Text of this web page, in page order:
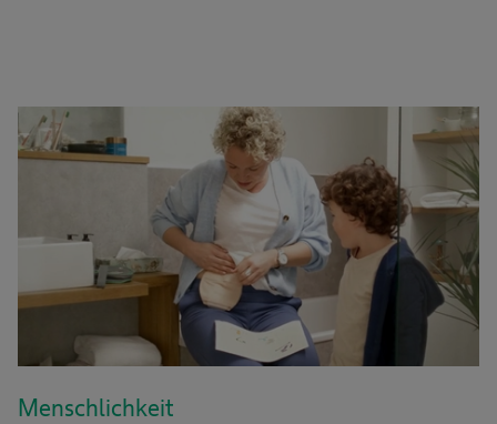
Menschlichkeit